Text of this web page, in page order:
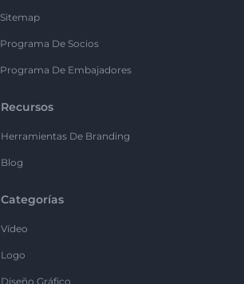
Sitemap
Programa De Socios
Programa De Embajadores
Recursos
Herramientas De Branding
Blog
Categorías
Vídeo
Logo
Diseño Gráfico